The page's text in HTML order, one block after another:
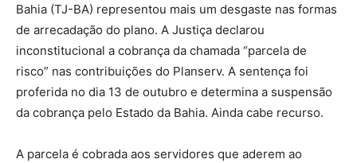
Bahia (TJ-BA) representou mais um desgaste nas formas
de arrecadação do plano. A Justiça declarou
inconstitucional a cobrança da chamada “parcela de
risco” nas contribuições do Planserv. A sentença foi
proferida no dia 13 de outubro e determina a suspensão
da cobrança pelo Estado da Bahia. Ainda cabe recurso.
A parcela é cobrada aos servidores que aderem ao